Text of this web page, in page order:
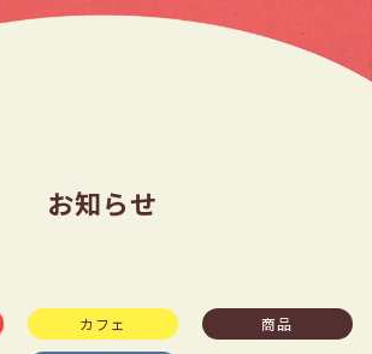
お知らせ
カフェ 商品